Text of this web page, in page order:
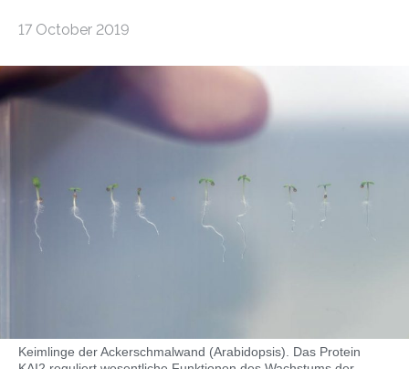
17 October 2019
Keimlinge der Ackerschmalwand (Arabidopsis). Das Protein